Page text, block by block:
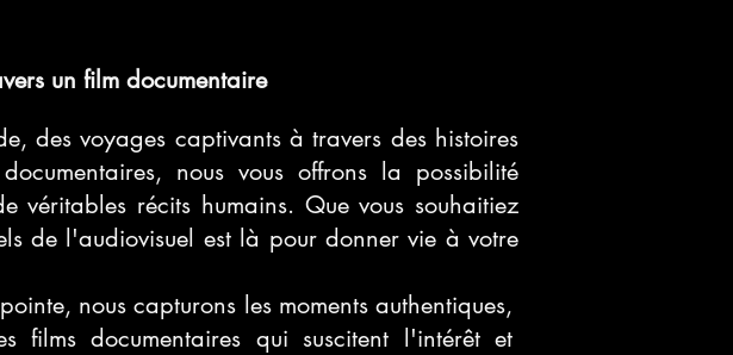
un film documentaire
des voyages captivants à travers des histoires
nous vous offrons la possibilité
récits humains. Que vous souhaitiez
de l'audiovisuel est là pour donner vie à votre
nous capturons les moments authentiques,
films documentaires qui suscitent l'intérêt et